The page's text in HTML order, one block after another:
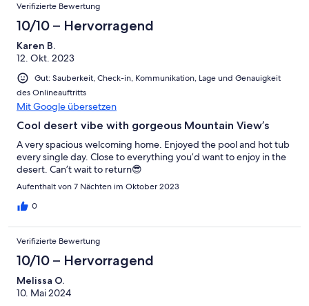
Verifizierte Bewertung
10/10 – Hervorragend
Karen B.
12. Okt. 2023
Gut: Sauberkeit, Check-in, Kommunikation, Lage und Genauigkeit
des Onlineauftritts
Mit Google übersetzen
Cool desert vibe with gorgeous Mountain View’s
A very spacious welcoming home. Enjoyed the pool and hot tub
every single day. Close to everything you’d want to enjoy in the
desert. Can’t wait to return😎
Aufenthalt von 7 Nächten im Oktober 2023
0
Verifizierte Bewertung
10/10 – Hervorragend
Melissa O.
10. Mai 2024